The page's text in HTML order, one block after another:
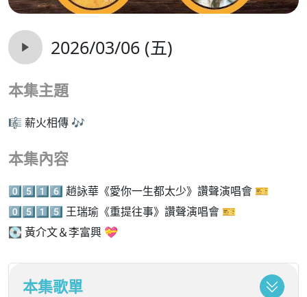
2026/03/06 (五)
本集主題
🎼 薪火相傳 🎶
本集內容
0️⃣5️⃣1️⃣6️⃣ 趙詠華《愛你一生都太少》讚聲演唱會 🎫
0️⃣5️⃣1️⃣5️⃣ 王瑞瑜《重提往事》讚聲演唱會 🎫
💽 黃介文＆李富興 💝
本集歌單